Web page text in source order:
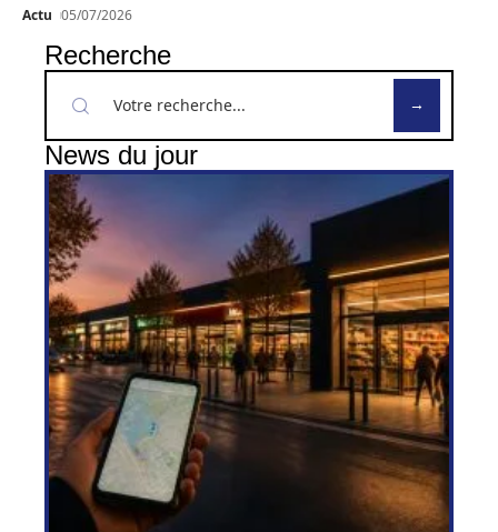
Actu 05/07/2026
Recherche
News du jour